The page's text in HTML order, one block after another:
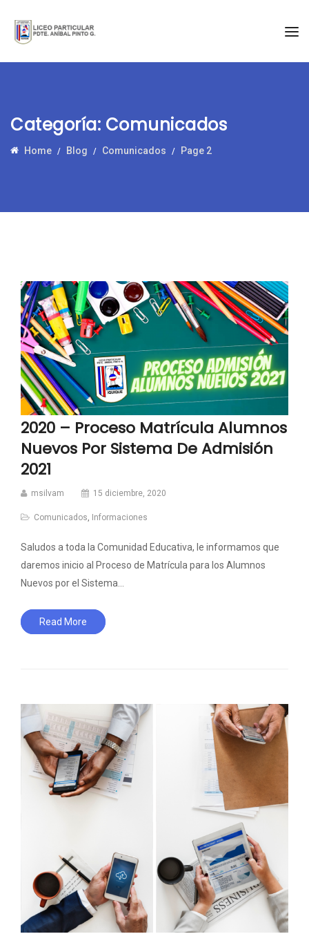
Categoría: Comunicados
Home Blog Comunicados Page 2
2020 – Proceso Matrícula Alumnos
Nuevos Por Sistema De Admisión
2021
msilvam 15 diciembre, 2020
Comunicados, Informaciones
Saludos a toda la Comunidad Educativa, le informamos que
daremos inicio al Proceso de Matrícula para los Alumnos
Nuevos por el Sistema…
Read More